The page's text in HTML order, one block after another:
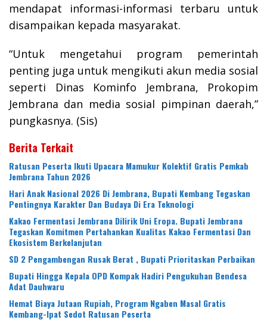
mendapat informasi-informasi terbaru untuk
disampaikan kepada masyarakat.
“Untuk mengetahui program pemerintah
penting juga untuk mengikuti akun media sosial
seperti Dinas Kominfo Jembrana, Prokopim
Jembrana dan media sosial pimpinan daerah,”
pungkasnya. (Sis)
Berita Terkait
Ratusan Peserta Ikuti Upacara Mamukur Kolektif Gratis Pemkab
Jembrana Tahun 2026
Hari Anak Nasional 2026 Di Jembrana, Bupati Kembang Tegaskan
Pentingnya Karakter Dan Budaya Di Era Teknologi
Kakao Fermentasi Jembrana Dilirik Uni Eropa. Bupati Jembrana
Tegaskan Komitmen Pertahankan Kualitas Kakao Fermentasi Dan
Ekosistem Berkelanjutan
SD 2 Pengambengan Rusak Berat , Bupati Prioritaskan Perbaikan
Bupati Hingga Kepala OPD Kompak Hadiri Pengukuhan Bendesa
Adat Dauhwaru
Hemat Biaya Jutaan Rupiah, Program Ngaben Masal Gratis
Kembang-Ipat Sedot Ratusan Peserta